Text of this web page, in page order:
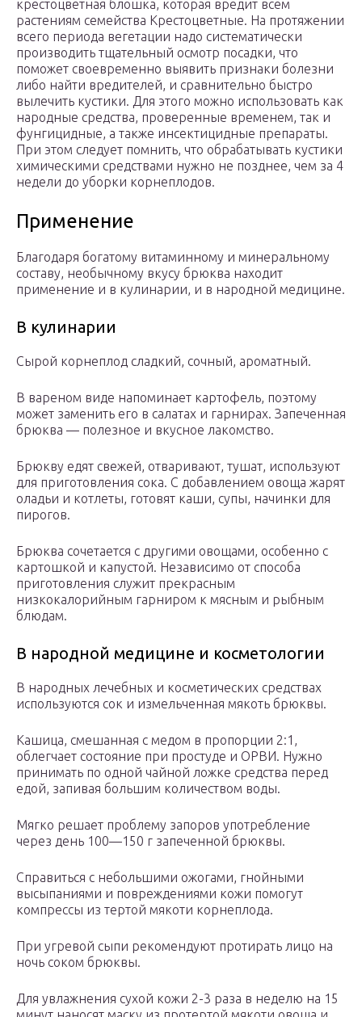
крестоцветная блошка, которая вредит всем
растениям семейства Крестоцветные. На протяжении
всего периода вегетации надо систематически
производить тщательный осмотр посадки, что
поможет своевременно выявить признаки болезни
либо найти вредителей, и сравнительно быстро
вылечить кустики. Для этого можно использовать как
народные средства, проверенные временем, так и
фунгицидные, а также инсектицидные препараты.
При этом следует помнить, что обрабатывать кустики
химическими средствами нужно не позднее, чем за 4
недели до уборки корнеплодов.
Применение
Благодаря богатому витаминному и минеральному
составу, необычному вкусу брюква находит
применение и в кулинарии, и в народной медицине.
В кулинарии
Сырой корнеплод сладкий, сочный, ароматный.
В вареном виде напоминает картофель, поэтому
может заменить его в салатах и гарнирах. Запеченная
брюква — полезное и вкусное лакомство.
Брюкву едят свежей, отваривают, тушат, используют
для приготовления сока. С добавлением овоща жарят
оладьи и котлеты, готовят каши, супы, начинки для
пирогов.
Брюква сочетается с другими овощами, особенно с
картошкой и капустой. Независимо от способа
приготовления служит прекрасным
низкокалорийным гарниром к мясным и рыбным
блюдам.
В народной медицине и косметологии
В народных лечебных и косметических средствах
используются сок и измельченная мякоть брюквы.
Кашица, смешанная с медом в пропорции 2:1,
облегчает состояние при простуде и ОРВИ. Нужно
принимать по одной чайной ложке средства перед
едой, запивая большим количеством воды.
Мягко решает проблему запоров употребление
через день 100—150 г запеченной брюквы.
Справиться с небольшими ожогами, гнойными
высыпаниями и повреждениями кожи помогут
компрессы из тертой мякоти корнеплода.
При угревой сыпи рекомендуют протирать лицо на
ночь соком брюквы.
Для увлажнения сухой кожи 2-3 раза в неделю на 15